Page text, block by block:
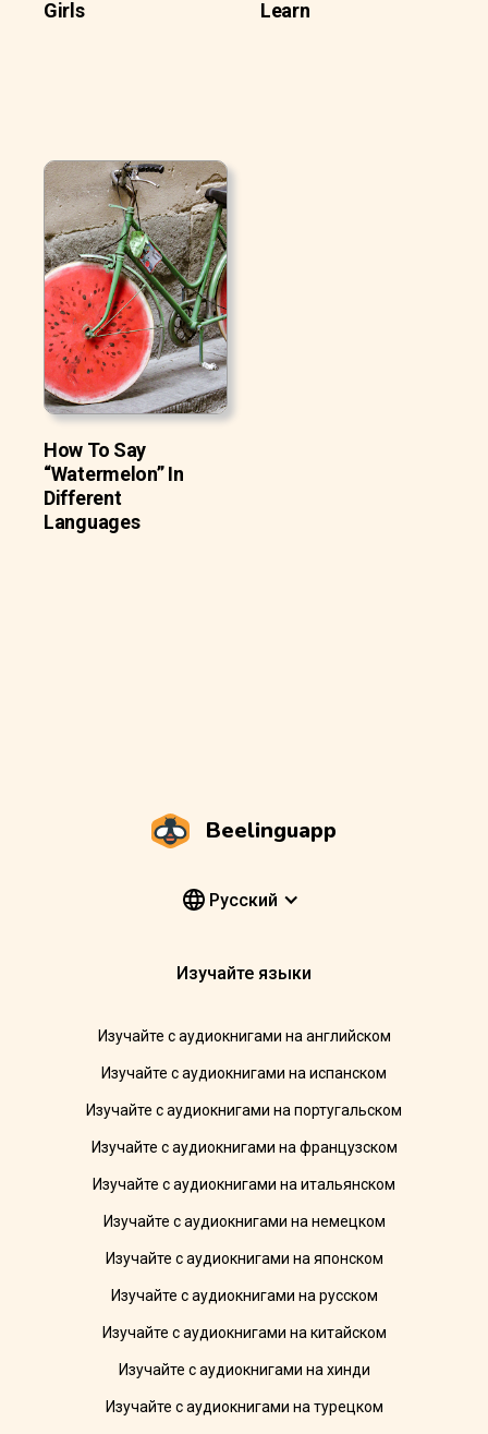
Girls
Learn
How To Say
“Watermelon” In
Different
Languages
Beelinguapp
Pусский
Изучайте языки
Изучайте с аудиокнигами на английском
Изучайте с аудиокнигами на испанском
Изучайте с аудиокнигами на португальском
Изучайте с аудиокнигами на французском
Изучайте с аудиокнигами на итальянском
Изучайте с аудиокнигами на немецком
Изучайте с аудиокнигами на японском
Изучайте с аудиокнигами на русском
Изучайте с аудиокнигами на китайском
Изучайте с аудиокнигами на хинди
Изучайте с аудиокнигами на турецком